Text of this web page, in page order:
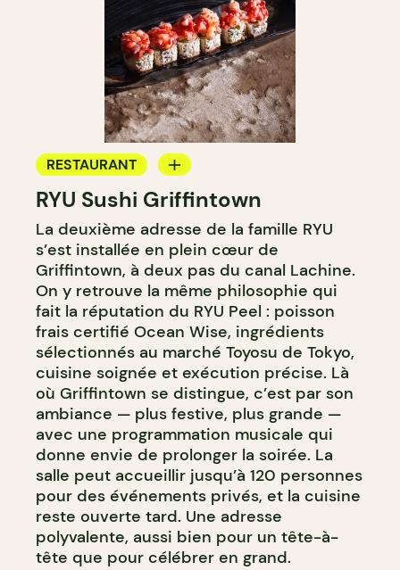
RESTAURANT
BAR
BAR À COCKTAIL
RYU Sushi Griffintown
La deuxième adresse de la famille RYU
s’est installée en plein cœur de
Griffintown, à deux pas du canal Lachine.
On y retrouve la même philosophie qui
fait la réputation du RYU Peel : poisson
frais certifié Ocean Wise, ingrédients
sélectionnés au marché Toyosu de Tokyo,
cuisine soignée et exécution précise. Là
où Griffintown se distingue, c’est par son
ambiance — plus festive, plus grande —
avec une programmation musicale qui
donne envie de prolonger la soirée. La
salle peut accueillir jusqu’à 120 personnes
pour des événements privés, et la cuisine
reste ouverte tard. Une adresse
polyvalente, aussi bien pour un tête-à-
tête que pour célébrer en grand.